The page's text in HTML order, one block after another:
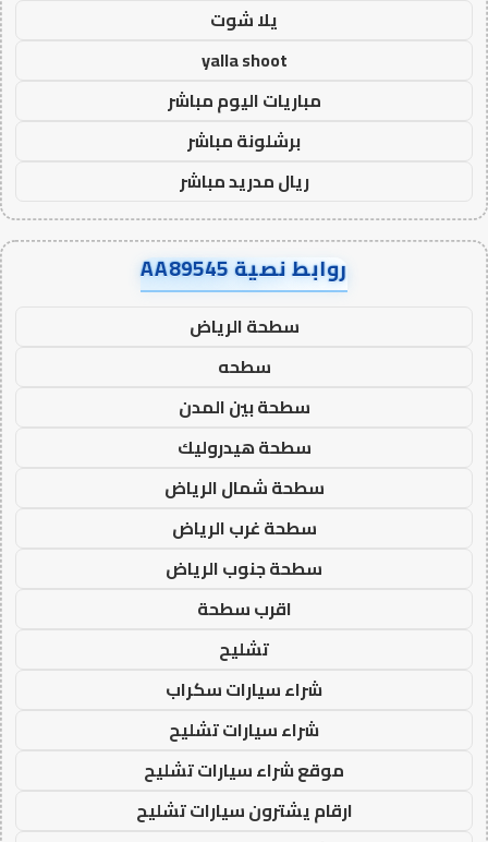
يلا شوت
yalla shoot
مباريات اليوم مباشر
برشلونة مباشر
ريال مدريد مباشر
روابط نصية AA89545
سطحة الرياض
سطحه
سطحة بين المدن
سطحة هيدروليك
سطحة شمال الرياض
سطحة غرب الرياض
سطحة جنوب الرياض
اقرب سطحة
تشليح
شراء سيارات سكراب
شراء سيارات تشليح
موقع شراء سيارات تشليح
ارقام يشترون سيارات تشليح